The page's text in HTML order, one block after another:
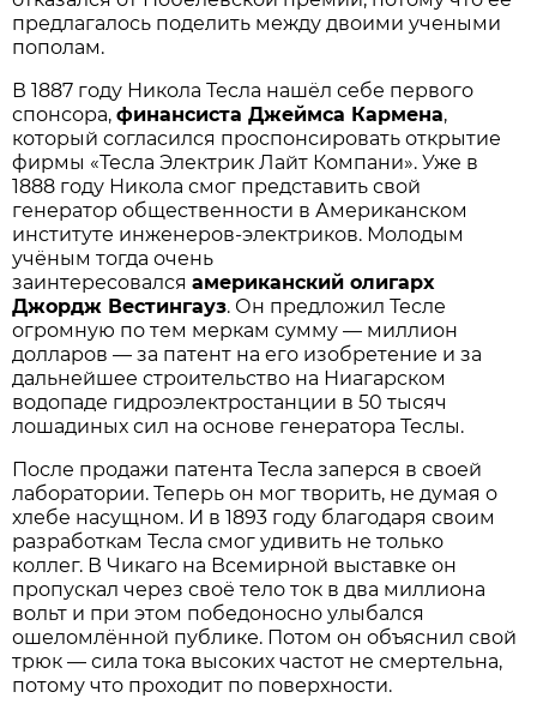
предлагалось поделить между двоими учеными
пополам.
В 1887 году Никола Тесла нашёл себе первого
спонсора,финансиста Джеймса Кармена,
который согласился проспонсировать открытие
фирмы «Тесла Электрик Лайт Компани». Уже в
1888 году Никола смог представить свой
генератор общественности в Американском
институте инженеров-электриков. Молодым
учёным тогда очень
заинтересовалсяамериканский олигарх
Джордж Вестингауз. Он предложил Тесле
огромную по тем меркам сумму — миллион
долларов — за патент на его изобретение и за
дальнейшее строительство на Ниагарском
водопаде гидроэлектростанции в 50 тысяч
лошадиных сил на основе генератора Теслы.
После продажи патента Тесла заперся в своей
лаборатории. Теперь он мог творить, не думая о
хлебе насущном. И в 1893 году благодаря своим
разработкам Тесла смог удивить не только
коллег. В Чикаго на Всемирной выставке он
пропускал через своё тело ток в два миллиона
вольт и при этом победоносно улыбался
ошеломлённой публике. Потом он объяснил свой
трюк — сила тока высоких частот не смертельна,
потому что проходит по поверхности.